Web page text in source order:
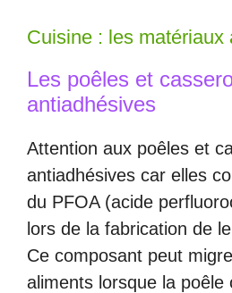
Cuisine : les matériaux
Les poêles et
antiadhésives
Attention aux poêles et
antiadhésives car elles
du PFOA (acide
lors de la fabrication de
Ce composant peut
aliments lorsque la poêle